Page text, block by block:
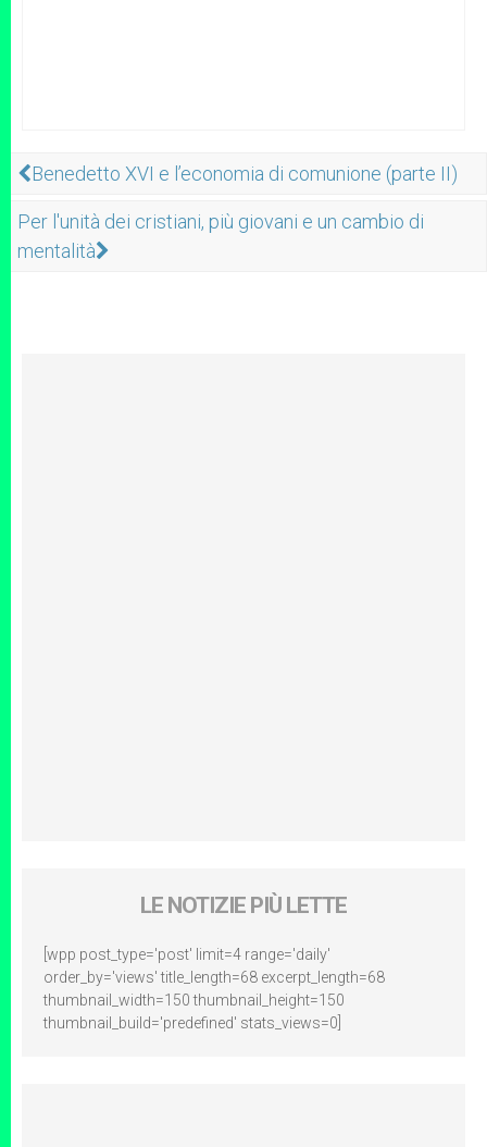
Benedetto XVI e l’economia di comunione (parte II)
Per l'unità dei cristiani, più giovani e un cambio di
mentalità
LE NOTIZIE PIÙ LETTE
[wpp post_type='post' limit=4 range='daily'
order_by='views' title_length=68 excerpt_length=68
thumbnail_width=150 thumbnail_height=150
thumbnail_build='predefined' stats_views=0]